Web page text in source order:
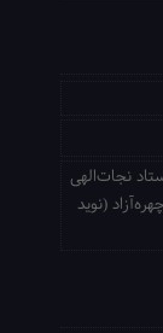
نجات‌الهی
(نوید